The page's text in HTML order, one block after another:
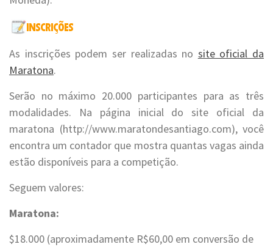
As inscrições podem ser realizadas no site oficial da
Maratona.
Serão no máximo 20.000 participantes para as três
modalidades. Na página inicial do site oficial da
maratona (http://www.maratondesantiago.com), você
encontra um contador que mostra quantas vagas ainda
estão disponíveis para a competição.
Seguem valores:
Maratona:
$18.000 (aproximadamente R$60,00 em conversão de